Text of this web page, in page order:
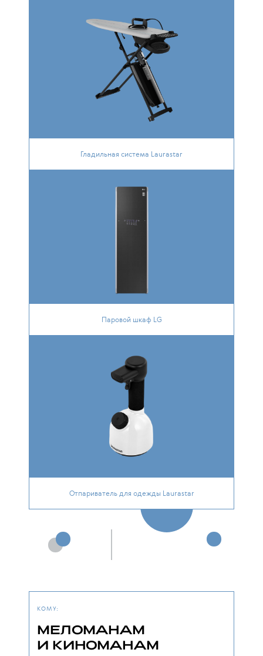
Гладильная система Laurastar
Паровой шкаф LG
Отпариватель для одежды Laurastar
КОМУ:
МЕЛОМАНАМ
И КИНОМАНАМ